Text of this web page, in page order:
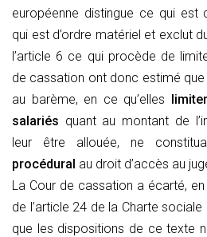
européenne distingue ce qui est
qui est d’ordre matériel et exclut
l’article 6 ce qui procède de
de cassation ont donc estimé
au barème, en ce qu’elles
salariés quant au montant de
leur être allouée, ne
procédural au droit d’accès au
La Cour de cassation a écarté, en
de l’article 24 de la Charte
que les dispositions de ce texte